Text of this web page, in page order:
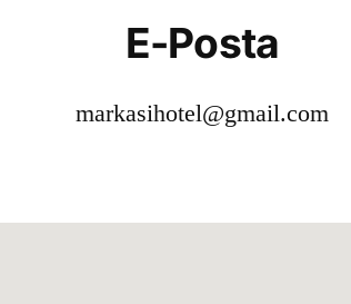
E-Posta
markasihotel@gmail.com